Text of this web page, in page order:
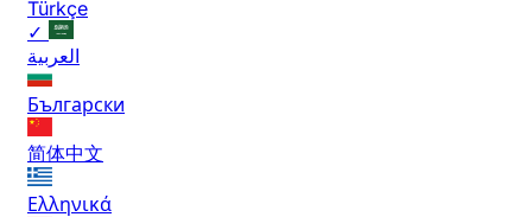
Türkçe
✓
العربية
Български
简体中文
Ελληνικά